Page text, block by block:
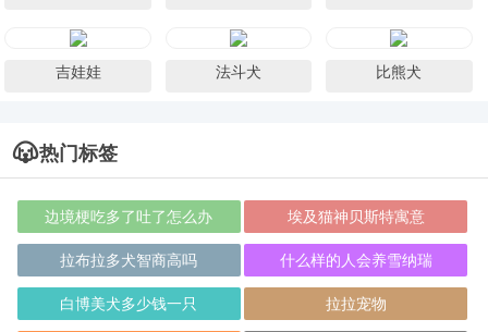
吉娃娃 法斗犬 比熊犬
热门标签
边境梗吃多了吐了怎么办 埃及猫神贝斯特寓意
拉布拉多犬智商高吗 什么样的人会养雪纳瑞
白博美犬多少钱一只 拉拉宠物